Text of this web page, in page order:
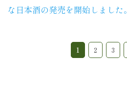
な日本酒の発売を開始しました。
1 2 3